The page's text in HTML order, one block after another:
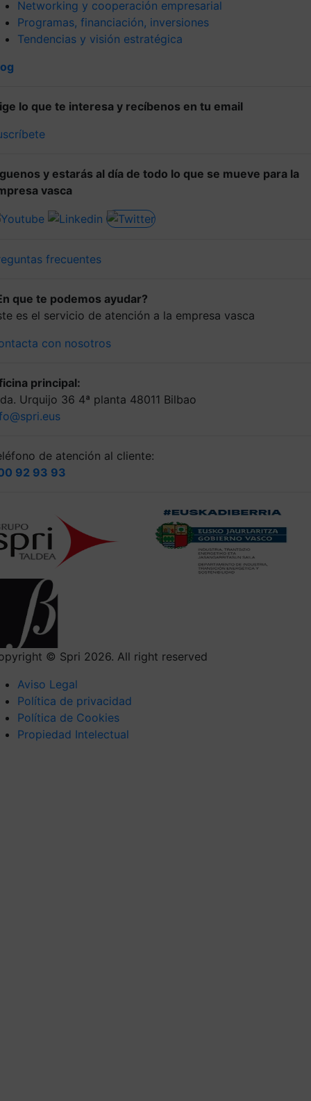
Networking y cooperación empresarial
Programas, financiación, inversiones
Tendencias y visión estratégica
lo que te interesa y recíbenos en tu email
y estarás al día de todo lo que se mueve para la
vasca
frecuentes
que te podemos ayudar?
es el servicio de atención a la empresa vasca
con nosotros
principal:
Urquijo 36 4ª planta 48011 Bilbao
de atención al cliente:
92 93 93
© Spri 2026. All right reserved
Aviso Legal
Política de privacidad
Política de Cookies
Propiedad Intelectual